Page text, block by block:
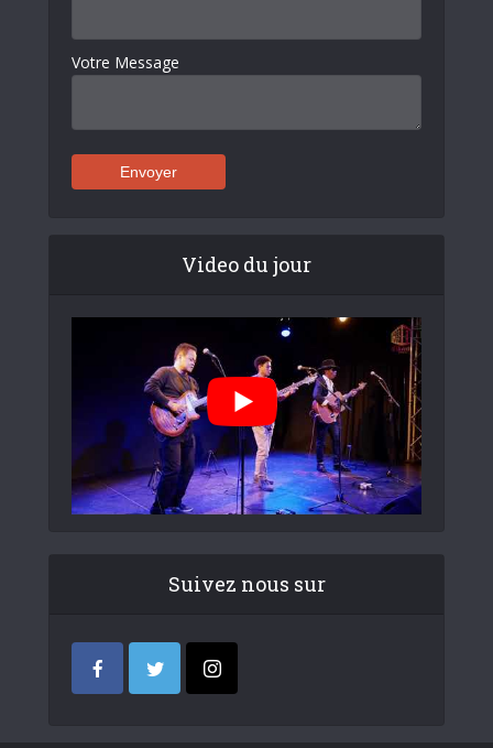
Votre Message
Video du jour
Suivez nous sur